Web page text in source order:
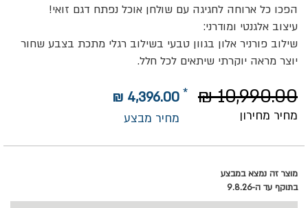
הפכו כל ארוחה לחגיגה עם שולחן אוכל נפתח דגם זואי!
עיצוב אלגנטי ומודרני:
שילוב פורניר אלון בגוון טבעי בשילוב רגלי מתכת בצבע שחור
יוצר מראה יוקרתי שיתאים לכל חלל.
מחיר מבצע
4,396.00 ₪
מחיר מחירון
10,990.00 ₪
מוצר זה נמצא במבצע
בתוקף עד ה-9.8.26